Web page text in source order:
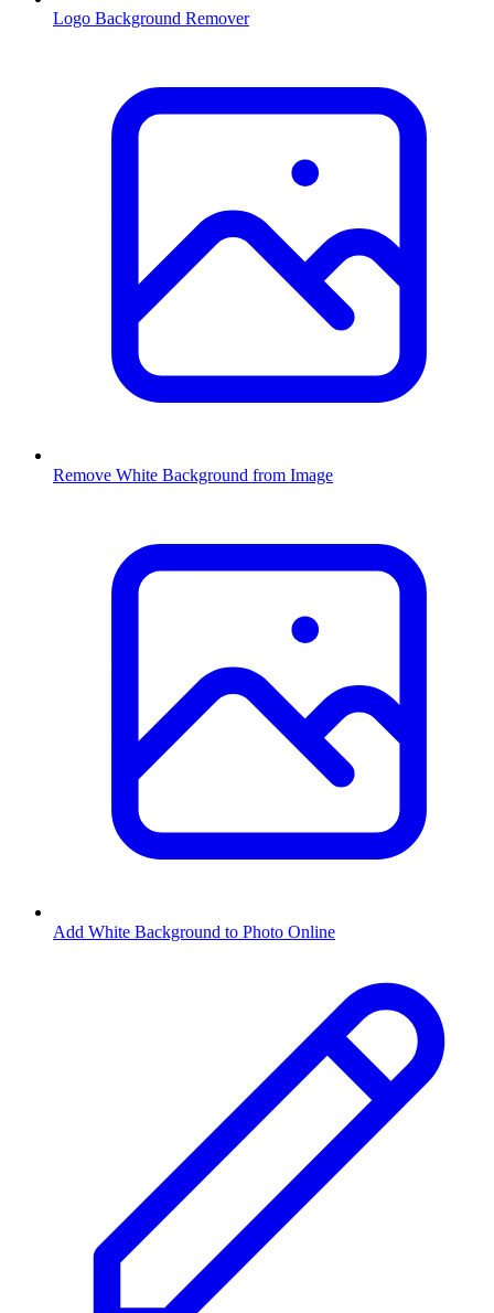
Logo Background Remover
Remove White Background from Image
Add White Background to Photo Online